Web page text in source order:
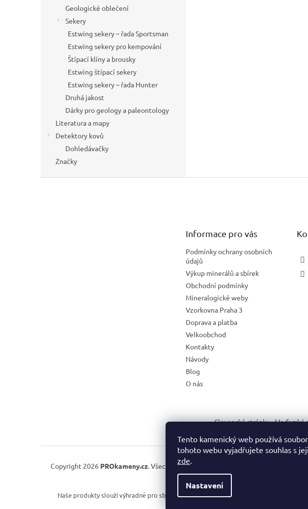
Tento kamenický web používá
tohoto webu vyjadřujete souhlas s
zde.
Nastavení
Geologické oblečení
Sekery
Estwing sekery – řada Sportsman
Estwing sekery pro kempování
Štípací klíny a brousky
Estwing štípací sekery
Estwing sekery – řada Hunter
Druhá jakost
Dárky pro geology a paleontology
Literatura a mapy
Detektory kovů
Dohledávačky
Značky
Informace pro vás
Podmínky ochrany osobních
údajů
Výkup minerálů a sbírek
Obchodní podmínky
Mineralogické weby
Vzorkovna Praha 3
Doprava a platba
Velkoobchod
Kontakty
Návody
Blog
O nás
Slovenské stránky Maďarské
Copyright 2026 PROkameny.cz. Všechna práva vyhrazena.
Naše produkty slouží výhradně pro sběratelské, vzdělávací nebo dekorační účely.